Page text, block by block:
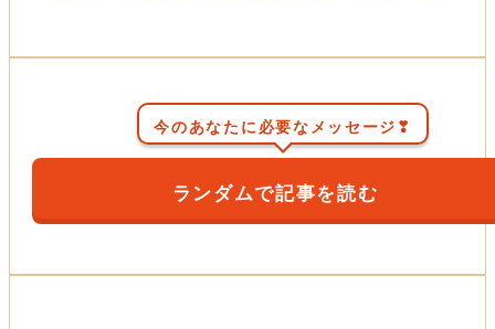
今のあなたに必要なメッセージ❣
ランダムで記事を読む